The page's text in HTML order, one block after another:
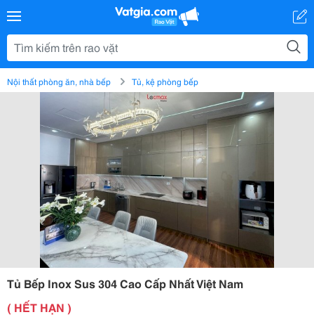
Nội thất phòng ăn, nhà bếp Tủ, kệ phòng bếp
Tủ Bếp Inox Sus 304 Cao Cấp Nhất Việt Nam
( HẾT HẠN )